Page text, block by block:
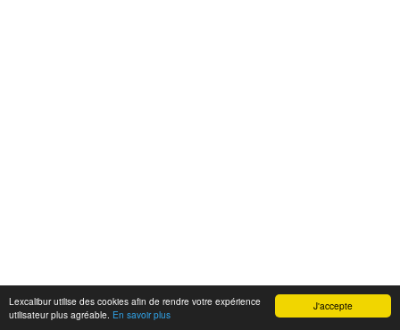
J'accepte
Lexcalibur utilise des cookies afin de rendre votre expérience
utilisateur plus agréable. En savoir plus